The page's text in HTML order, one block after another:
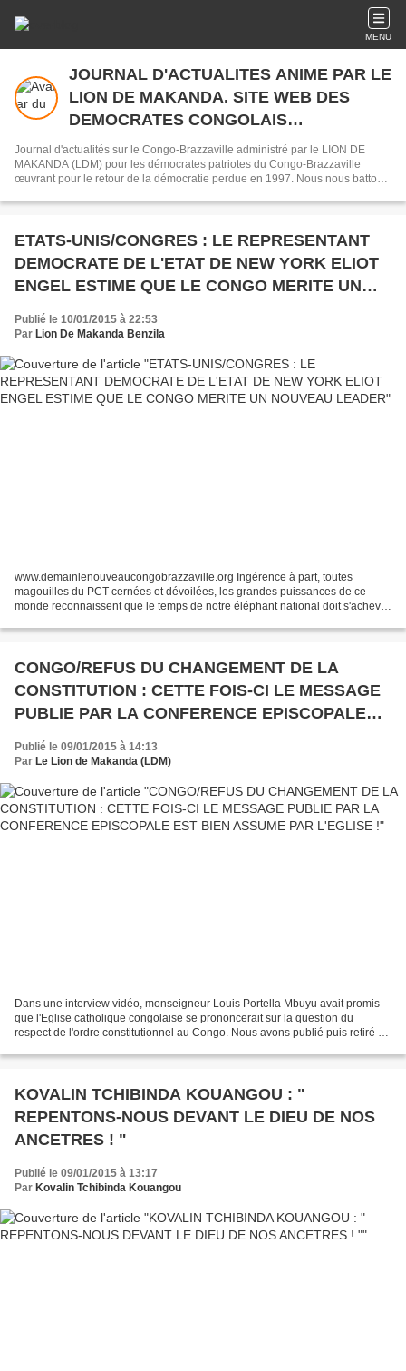
MENU
JOURNAL D'ACTUALITES ANIME PAR LE
LION DE MAKANDA. SITE WEB DES
DEMOCRATES CONGOLAIS
COMBATTANT LA DICTATURE SASSOU
NGUESSO
Journal d'actualités sur le Congo-Brazzaville administré par le LION DE
MAKANDA (LDM) pour les démocrates patriotes du Congo-Brazzaville
œuvrant pour le retour de la démocratie perdue en 1997. Nous nous battons
ETATS-UNIS/CONGRES : LE REPRESENTANT
DEMOCRATE DE L'ETAT DE NEW YORK ELIOT
ENGEL ESTIME QUE LE CONGO MERITE UN
NOUVEAU LEADER
Publié le 10/01/2015 à 22:53
Par Lion De Makanda Benzila
www.demainlenouveaucongobrazzaville.org Ingérence à part, toutes
magouilles du PCT cernées et dévoilées, les grandes puissances de ce
monde reconnaissent que le temps de notre éléphant national doit s'achever
CONGO/REFUS DU CHANGEMENT DE LA
CONSTITUTION : CETTE FOIS-CI LE MESSAGE
PUBLIE PAR LA CONFERENCE EPISCOPALE
Publié le 09/01/2015 à 14:13
Par Le Lion de Makanda (LDM)
Dans une interview vidéo, monseigneur Louis Portella Mbuyu avait promis
que l'Eglise catholique congolaise se prononcerait sur la question du
respect de l'ordre constitutionnel au Congo. Nous avons publié puis retiré un
KOVALIN TCHIBINDA KOUANGOU : "
REPENTONS-NOUS DEVANT LE DIEU DE NOS
ANCETRES ! "
Publié le 09/01/2015 à 13:17
Par Kovalin Tchibinda Kouangou